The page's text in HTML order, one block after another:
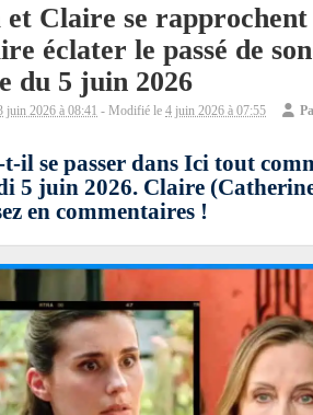
Claire se
éclater le passé de
du 5 juin 2026
juin 2026 à 08:41 - Modifié le 4 juin 2026 à 07:55
t-il se passer dans Ici tout
5 juin 2026. Claire
en commentaires !